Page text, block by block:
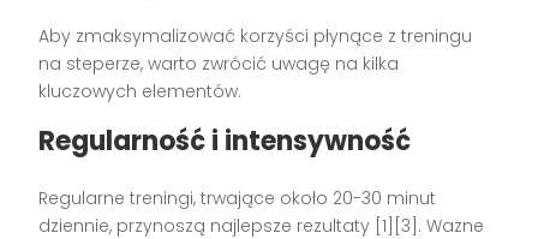
Aby zmaksymalizować korzyści płynące z treningu
na steperze, warto zwrócić uwagę na kilka
kluczowych elementów.
Regularność i intensywność
Regularne treningi, trwające około 20-30 minut
dziennie, przynoszą najlepsze rezultaty [1][3]. Ważne